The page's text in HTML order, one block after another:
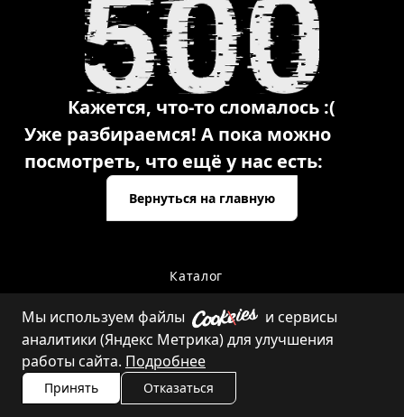
Кажется, что-то сломалось :(
Уже разбираемся! А пока можно
посмотреть, что ещё у нас есть:
Вернуться на главную
Каталог
Контакты
Мы используем файлы
и сервисы
аналитики (Яндекс Метрика) для улучшения
работы сайта. Подробнее
Принять Отказаться